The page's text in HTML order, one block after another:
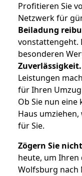
Profitieren Sie
Netzwerk für
Beiladung
vonstattengeht.
besonderen
Zuverlässigkeit.
Leistungen
für Ihren
Ob Sie nun
Haus
für Sie.
Zögern Sie nicht
heute, um
Wolfsburg nach